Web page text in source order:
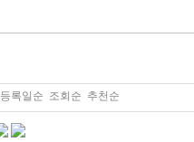
등록일순 조회순 추천순